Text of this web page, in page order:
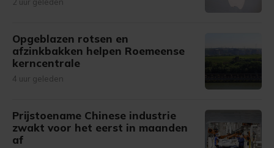
Opgeblazen rotsen en
afzinkbakken helpen Roemeense
kerncentrale
4 uur geleden
Prijstoename Chinese industrie
zwakt voor het eerst in maanden
af